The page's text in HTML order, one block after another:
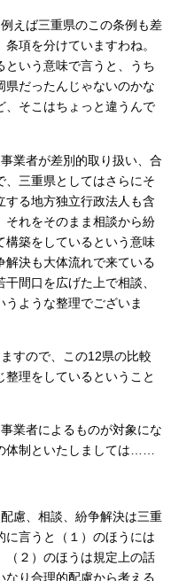
えば三重県のこの条例も差
項を分けていますわね。
という意味で言うと、うち
県だったんじゃないのかな
、そこはちょっと違うんで
業者が差別的取り扱い、合
、三重県としてはさらにそ
する地方独立行政法人も含
それをそのまま相談から紛
構築をしているという意味
解決も大体流れで来ている
間口を広げた上で相談、
ような整理でございま
すので、この12県の比較
理をしているということ
業者によるものが対象にな
体制といたしましては……
慮、相談、紛争解決は三重
に言うと（１）のほうには
（２）のほうは規定上の話
なり合理的配慮から考える